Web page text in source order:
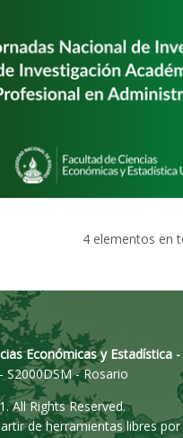
4 elementos en
Económicas y Estadística
S2000DSM - Rosario
All Rights Reserved.
de herramientas libres